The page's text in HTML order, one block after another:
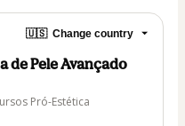
🇺🇸 Change country
de Pele Avançado
Pró-Estética